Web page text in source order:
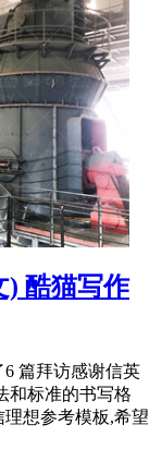
) 酷猫写作
篇拜访感谢信英
和标准的书写格
想参考模板,希望